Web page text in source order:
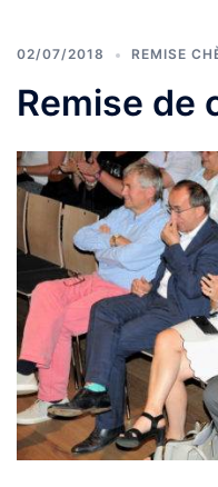
02/07/2018 REMISE
Remise de